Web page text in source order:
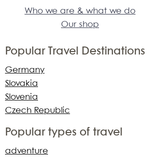
Who we are & what we do
Our shop
Popular Travel Destinations
Germany
Slovakia
Slovenia
Czech Republic
Popular types of travel
adventure